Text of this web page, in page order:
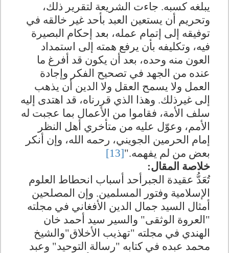
يبلغه كسبه. جاءت الشريعة لتقرير ذلك،
وتحريم أن يستعين العبد بأحد غير خالقه في
توفيقه إلى إتمام عمله، بعد إحكام البصيرة
فيه، وتكليفه بأن يرفع همته إلى استمداد
العون منه وحده، بعد أن يكون قد أفرغ ما
عنده من الجهد في تصحيح الفكر وإجادة
العمل ولا يسمح العقل ولا الدين أن يذهب
إلى غيرذلك. وهذا الذي قررناه، قد اهتدى إليه
سلف الأمة، فقاموا من الأعمال بما عجبت له
الأمم، وعوّل عليه من متأخري أهل النظر
إمام الحرمين الجويني، رحمه الله، وإن أنكر
بعض من لم يفهمه."[13]
خلاصة المقال:
تُعَدُّ عقيدة الجبرأحد أسباب انحطاط العلوم
الإسلامية وفتور المسلمين. وإن المصلحين
أمثال السيد جمال الدين الأفغاني في مجلته
"العروة الوثقى" والسير سيد أحمد خان
الهندي في مجلته "تهذيب الأخلاق"والشيخ
محمد عبده في كتابه "رسالة التوحيد" وعبد